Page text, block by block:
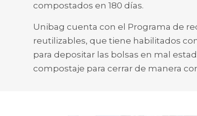
compostados en 180 días.
Unibag cuenta con el Programa de
reutilizables, que tiene habilitados
para depositar las bolsas en mal
compostaje para cerrar de manera